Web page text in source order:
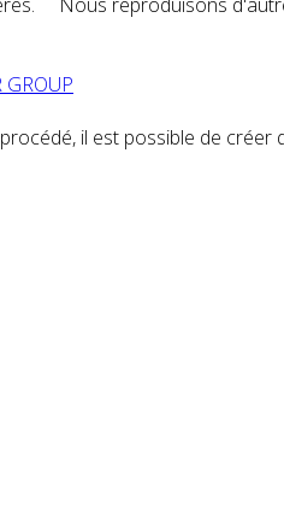
il est possible de créer